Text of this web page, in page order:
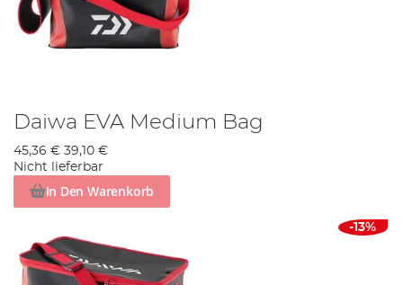
Daiwa EVA Medium Bag
45,36 € 39,10 €
Nicht lieferbar
In Den Warenkorb
-13%